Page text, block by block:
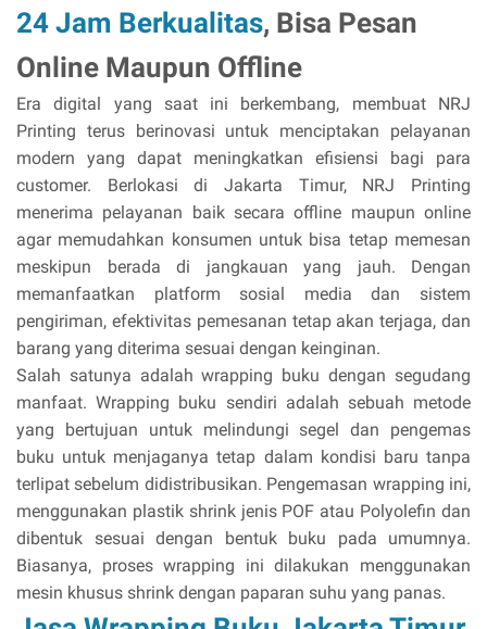
24 Jam Berkualitas, Bisa Pesan
Online Maupun Offline
Era digital yang saat ini berkembang, membuat NRJ
Printing terus berinovasi untuk menciptakan pelayanan
modern yang dapat meningkatkan efisiensi bagi para
customer. Berlokasi di Jakarta Timur, NRJ Printing
menerima pelayanan baik secara offline maupun online
agar memudahkan konsumen untuk bisa tetap memesan
meskipun berada di jangkauan yang jauh. Dengan
memanfaatkan platform sosial media dan sistem
pengiriman, efektivitas pemesanan tetap akan terjaga, dan
barang yang diterima sesuai dengan keinginan.
Salah satunya adalah wrapping buku dengan segudang
manfaat. Wrapping buku sendiri adalah sebuah metode
yang bertujuan untuk melindungi segel dan pengemas
buku untuk menjaganya tetap dalam kondisi baru tanpa
terlipat sebelum didistribusikan. Pengemasan wrapping ini,
menggunakan plastik shrink jenis POF atau Polyolefin dan
dibentuk sesuai dengan bentuk buku pada umumnya.
Biasanya, proses wrapping ini dilakukan menggunakan
mesin khusus shrink dengan paparan suhu yang panas.